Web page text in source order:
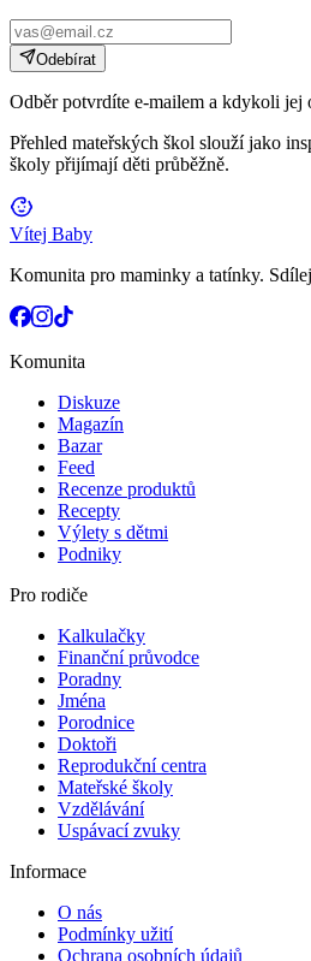
Odebírat
Odběr potvrdíte e-mailem a kdykoli jej
Přehled mateřských škol slouží jako
školy přijímají děti průběžně.
Vítej Baby
Komunita pro maminky a tatínky.
Komunita
Diskuze
Magazín
Bazar
Feed
Recenze produktů
Recepty
Výlety s dětmi
Podniky
Pro rodiče
Kalkulačky
Finanční průvodce
Poradny
Jména
Porodnice
Doktoři
Reprodukční centra
Mateřské školy
Vzdělávání
Uspávací zvuky
Informace
O nás
Podmínky užití
Ochrana osobních údajů